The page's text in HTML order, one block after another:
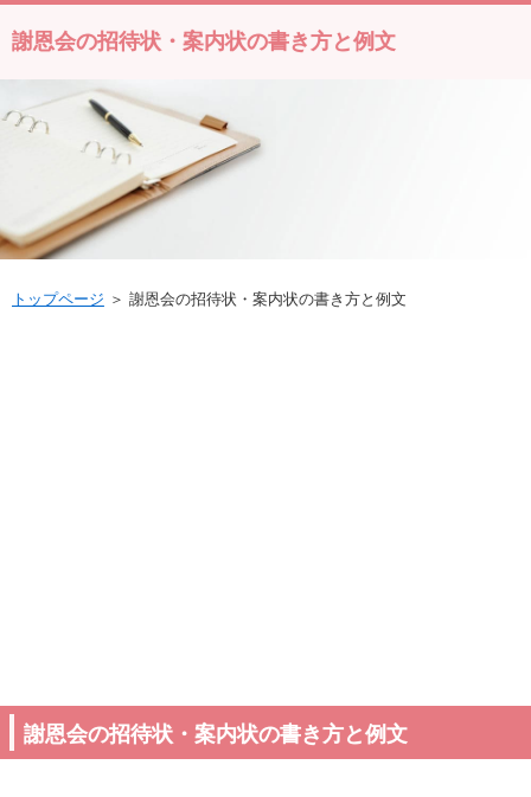
謝恩会の招待状・案内状の書き方と例文
トップページ ＞ 謝恩会の招待状・案内状の書き方と例文
謝恩会の招待状・案内状の書き方と例文